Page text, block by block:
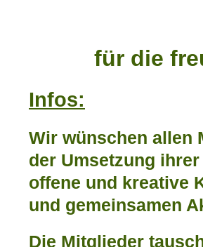
für die
Infos:
Wir wünschen allen
der Umsetzung
offene und kreative
und gemeinsamen
Die Mitglieder